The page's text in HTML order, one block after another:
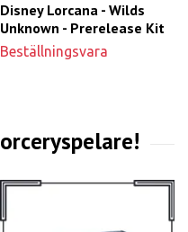
Disney Lorcana - Wilds
Unknown - Prerelease Kit
Beställningsvara